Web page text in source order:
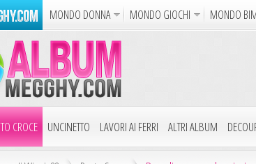
MONDO DONNA MONDO GIOCHI MONDO
Punto Croce Cucina
Azione Puzzle
Gif
CROCE UNCINETTO LAVORI AI FERRI ALTRI ALBUM